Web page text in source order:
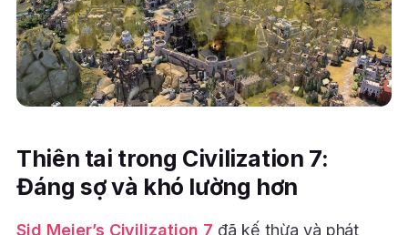
Thiên tai trong Civilization 7:
Đáng sợ và khó lường hơn
Sid Meier’s Civilization 7 đã kế thừa và phát